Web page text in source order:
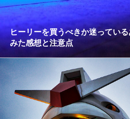
雨の日の恵み：心に降る静かな癒
就職は人生の終着駅じゃない！
法
ヒーリーを買うべきか迷ってい
みた感想と注意点
エネルギーの法則 〜最近どハマ
現実を変える
今、ここにいること
もしかしてだけどHealy（量子波
iPad 第10世代買いました
久し振りにHealy（ヒーリー）量
大谷さんの通訳、水原さんの解雇